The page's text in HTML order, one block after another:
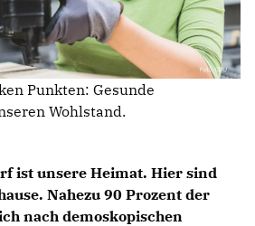
KREISAUSSCHUSS
JUGENDLICHE UND FAMILIEN
SCHULE, KULTUR UND SPORT
BAUAUSSCHUSS
POLIZEIBEIRAT
ist unsere Heimat. Hier sind
Nahezu 90 Prozent der
nach demoskopischen
Punkten: Gesunde
Wohlstand.